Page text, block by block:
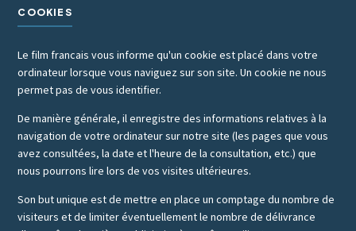
COOKIES
Le film francais vous informe qu'un cookie est placé dans votre
ordinateur lorsque vous naviguez sur son site. Un cookie ne nous
permet pas de vous identifier.
De manière générale, il enregistre des informations relatives à la
navigation de votre ordinateur sur notre site (les pages que vous
avez consultées, la date et l'heure de la consultation, etc.) que
nous pourrons lire lors de vos visites ultérieures.
Son but unique est de mettre en place un comptage du nombre de
visiteurs et de limiter éventuellement le nombre de délivrance